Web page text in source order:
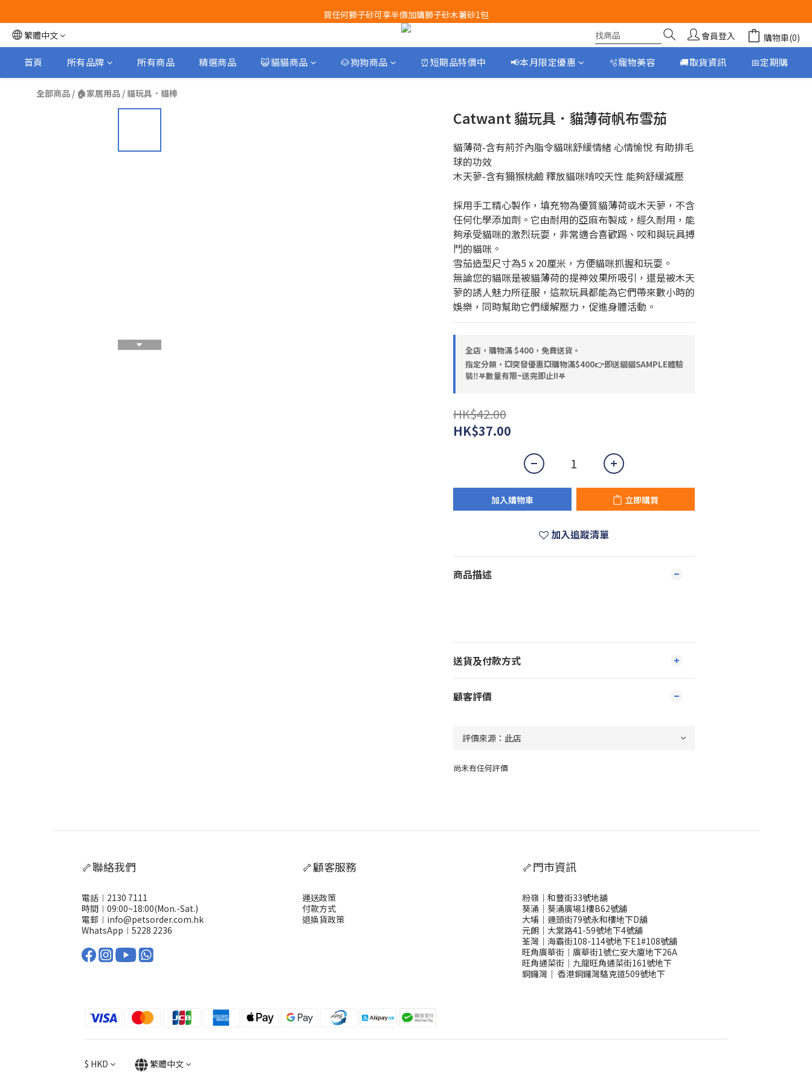
Airbuggy 全線現貨8折！立即點擊火速搶購
買任何獅子砂可享半價加購獅子砂木薯砂1包
Airbuggy 全線現貨8折！立即點擊火速搶購
繁體中文 會員登入 購物車(0)
首頁 所有品牌 所有商品 精選商品 😺貓貓商品 🐶狗狗商品 ⏰短期品特價中 📢本月限定優惠 🫧寵物美容 🚚取貨資訊 📅定期購
全部商品 / 🏠家居用品 /貓玩具．貓棒
Catwant 貓玩具．貓薄荷帆布雪茄
貓薄荷-含有荊芥內脂令貓咪舒緩情緒 心情愉悅 有助排毛
球的功效
木天蓼-含有獮猴桃鹼 釋放貓咪啃咬天性 能夠舒緩減壓
採用手工精心製作，填充物為優質貓薄荷或木天蓼，不含
任何化學添加劑。它由耐用的亞麻布製成，經久耐用，能
夠承受貓咪的激烈玩耍，非常適合喜歡踢、咬和與玩具搏
鬥的貓咪。
雪茄造型尺寸為5 x 20厘米，方便貓咪抓握和玩耍。
無論您的貓咪是被貓薄荷的提神效果所吸引，還是被木天
蓼的誘人魅力所征服，這款玩具都能為它們帶來數小時的
娛樂，同時幫助它們緩解壓力，促進身體活動。
全店，購物滿 $400，免費送貨。
指定分類，💥突發優惠💥購物滿$400👉即送貓貓SAMPLE體驗
裝‼️𖤐數量有限~送完即止!!𖤐
HK$42.00
HK$37.00
加入購物車 立即購買
加入追蹤清單
商品描述
送貨及付款方式
顧客評價
尚未有任何評價
🦴聯絡我們
電話︱2130 7111
時間︱09:00~18:00(Mon.-Sat.)
電郵︱info@petsorder.com.hk
WhatsApp︱ 5228 2236
🦴顧客服務
運送政策
付款方式
退換貨政策
🦴門市資訊
粉嶺｜和豐街33號地舖
葵涌｜葵涌廣場1樓B62號舖
大埔｜運頭街79號永和樓地下D舖
元朗｜大棠路41-59號地下4號舖
荃灣｜海霸街108-114號地下E1#108號舖
旺角廣華街｜廣華街1號仁安大廈地下26A
旺角通菜街｜九龍旺角通菜街161號地下
銅鑼灣 ｜ 香港銅鑼灣駱克道509號地下
$ HKD 繁體中文